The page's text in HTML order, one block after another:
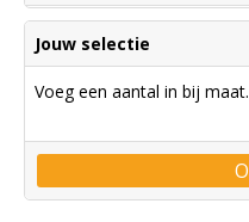
Jouw selectie
Voeg een aantal in bij maat.